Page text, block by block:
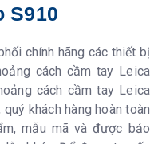
S910
chính hãng các thiết bị
cách cầm tay Leica
cách cầm tay Leica
khách hàng hoàn toàn
mẫu mã và được bảo